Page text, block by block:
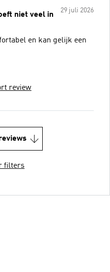
29 juli 2026
niet veel in
en kan gelijk een
review
filters